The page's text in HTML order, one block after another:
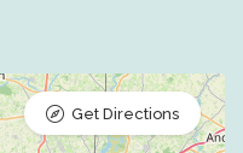
Get Directions